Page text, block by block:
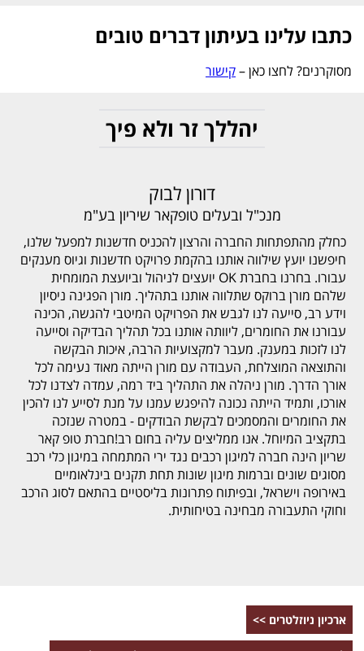
כתבו עלינו בעיתון דברים טובים
מסוקרנים? לחצו כאן –קישור
יהללך זר ולא פיך
דורון לבוק
מנכ"ל ובעלים טופקאר שיריון בע"מ
כחלק מהתפתחות החברה והרצון להכניס חדשנות למפעל שלנו,
חיפשנו יועץ שילווה אותנו בהקמת פרויקט חדשנות וגיוס מענקים
עבורו. בחרנו בחברת OK יועצים לניהול וביועצת המומחית
שלהם מורן ברוקס שתלווה אותנו בתהליך. מורן הפגינה ניסיון
וידע רב, סייעה לנו לגבש את הפרויקט המיטבי להגשה, הכינה
עבורנו את החומרים, ליוותה אותנו בכל תהליך הבדיקה וסייעה
לנו לזכות במענק. מעבר למקצועיות הרבה, איכות הבקשה
והתוצאה המוצלחת, העבודה עם מורן הייתה מאוד נעימה לכל
אורך הדרך. מורן ניהלה את התהליך ביד רמה, עמדה לצדנו לכל
אורכו, ותמיד הייתה נכונה להיפגש עמנו על מנת לסייע לנו להכין
את החומרים והמסמכים לבקשת הבודקים - במטרה שנזכה
בתקציב המיוחל. אנו ממליצים עליה בחום רב!חברת טופ קאר
שריון הינה חברה למיגון רכבים נגד ירי המתמחה במיגון כלי רכב
מסוגים שונים וברמות מיגון שונות תחת תקנים בינלאומיים
באירופה וישראל, ובפיתוח פתרונות בליסטיים בהתאם לסוג הרכב
וחוקי התעבורה מבחינה בטיחותית.
ארכיון ניוזלטרים >>